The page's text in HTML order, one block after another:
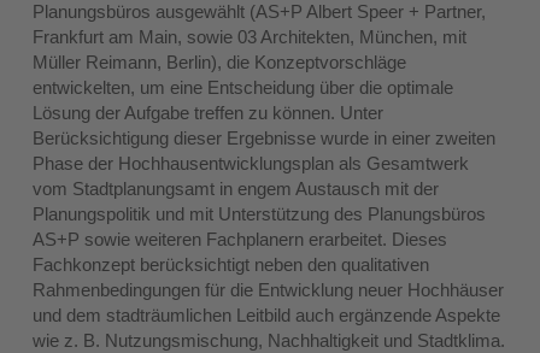
Planungsbüros ausgewählt (AS+P Albert Speer + Partner,
Frankfurt am Main, sowie 03 Architekten, München, mit
Müller Reimann, Berlin), die Konzeptvorschläge
entwickelten, um eine Entscheidung über die optimale
Lösung der Aufgabe treffen zu können. Unter
Berücksichtigung dieser Ergebnisse wurde in einer zweiten
Phase der Hochhausentwicklungsplan als Gesamtwerk
vom Stadtplanungsamt in engem Austausch mit der
Planungspolitik und mit Unterstützung des Planungsbüros
AS+P sowie weiteren Fachplanern erarbeitet. Dieses
Fachkonzept berücksichtigt neben den qualitativen
Rahmenbedingungen für die Entwicklung neuer Hochhäuser
und dem stadträumlichen Leitbild auch ergänzende Aspekte
wie z. B. Nutzungsmischung, Nachhaltigkeit und Stadtklima.